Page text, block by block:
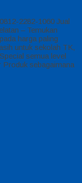
2282-1060 Jual
– Temukan
harga paling
untuk sekolah TK,
semua level
Produk sebagaimana